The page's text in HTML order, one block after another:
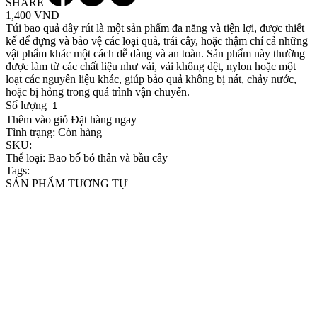
1,400 VND
Túi bao quả dây rút là một sản phẩm đa năng và tiện lợi, được thiết
kế để đựng và bảo vệ các loại quả, trái cây, hoặc thậm chí cả những
vật phẩm khác một cách dễ dàng và an toàn. Sản phẩm này thường
được làm từ các chất liệu như vải, vải không dệt, nylon hoặc một
loạt các nguyên liệu khác, giúp bảo quả không bị nát, chảy nước,
hoặc bị hỏng trong quá trình vận chuyển.
Số lượng
Thêm vào giỏ Đặt hàng ngay
Tình trạng: Còn hàng
SKU:
Thể loại: Bao bố bó thân và bầu cây
Tags:
SẢN PHẨM TƯƠNG TỰ